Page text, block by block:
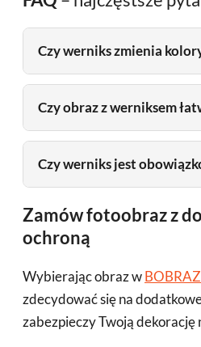
Czy werniks zmienia
Czy obraz z werniksem
Czy werniks jest
Zamów fotoobraz z
ochroną
Wybierając obraz w
zdecydować się na
zabezpieczy Twoją dekorację